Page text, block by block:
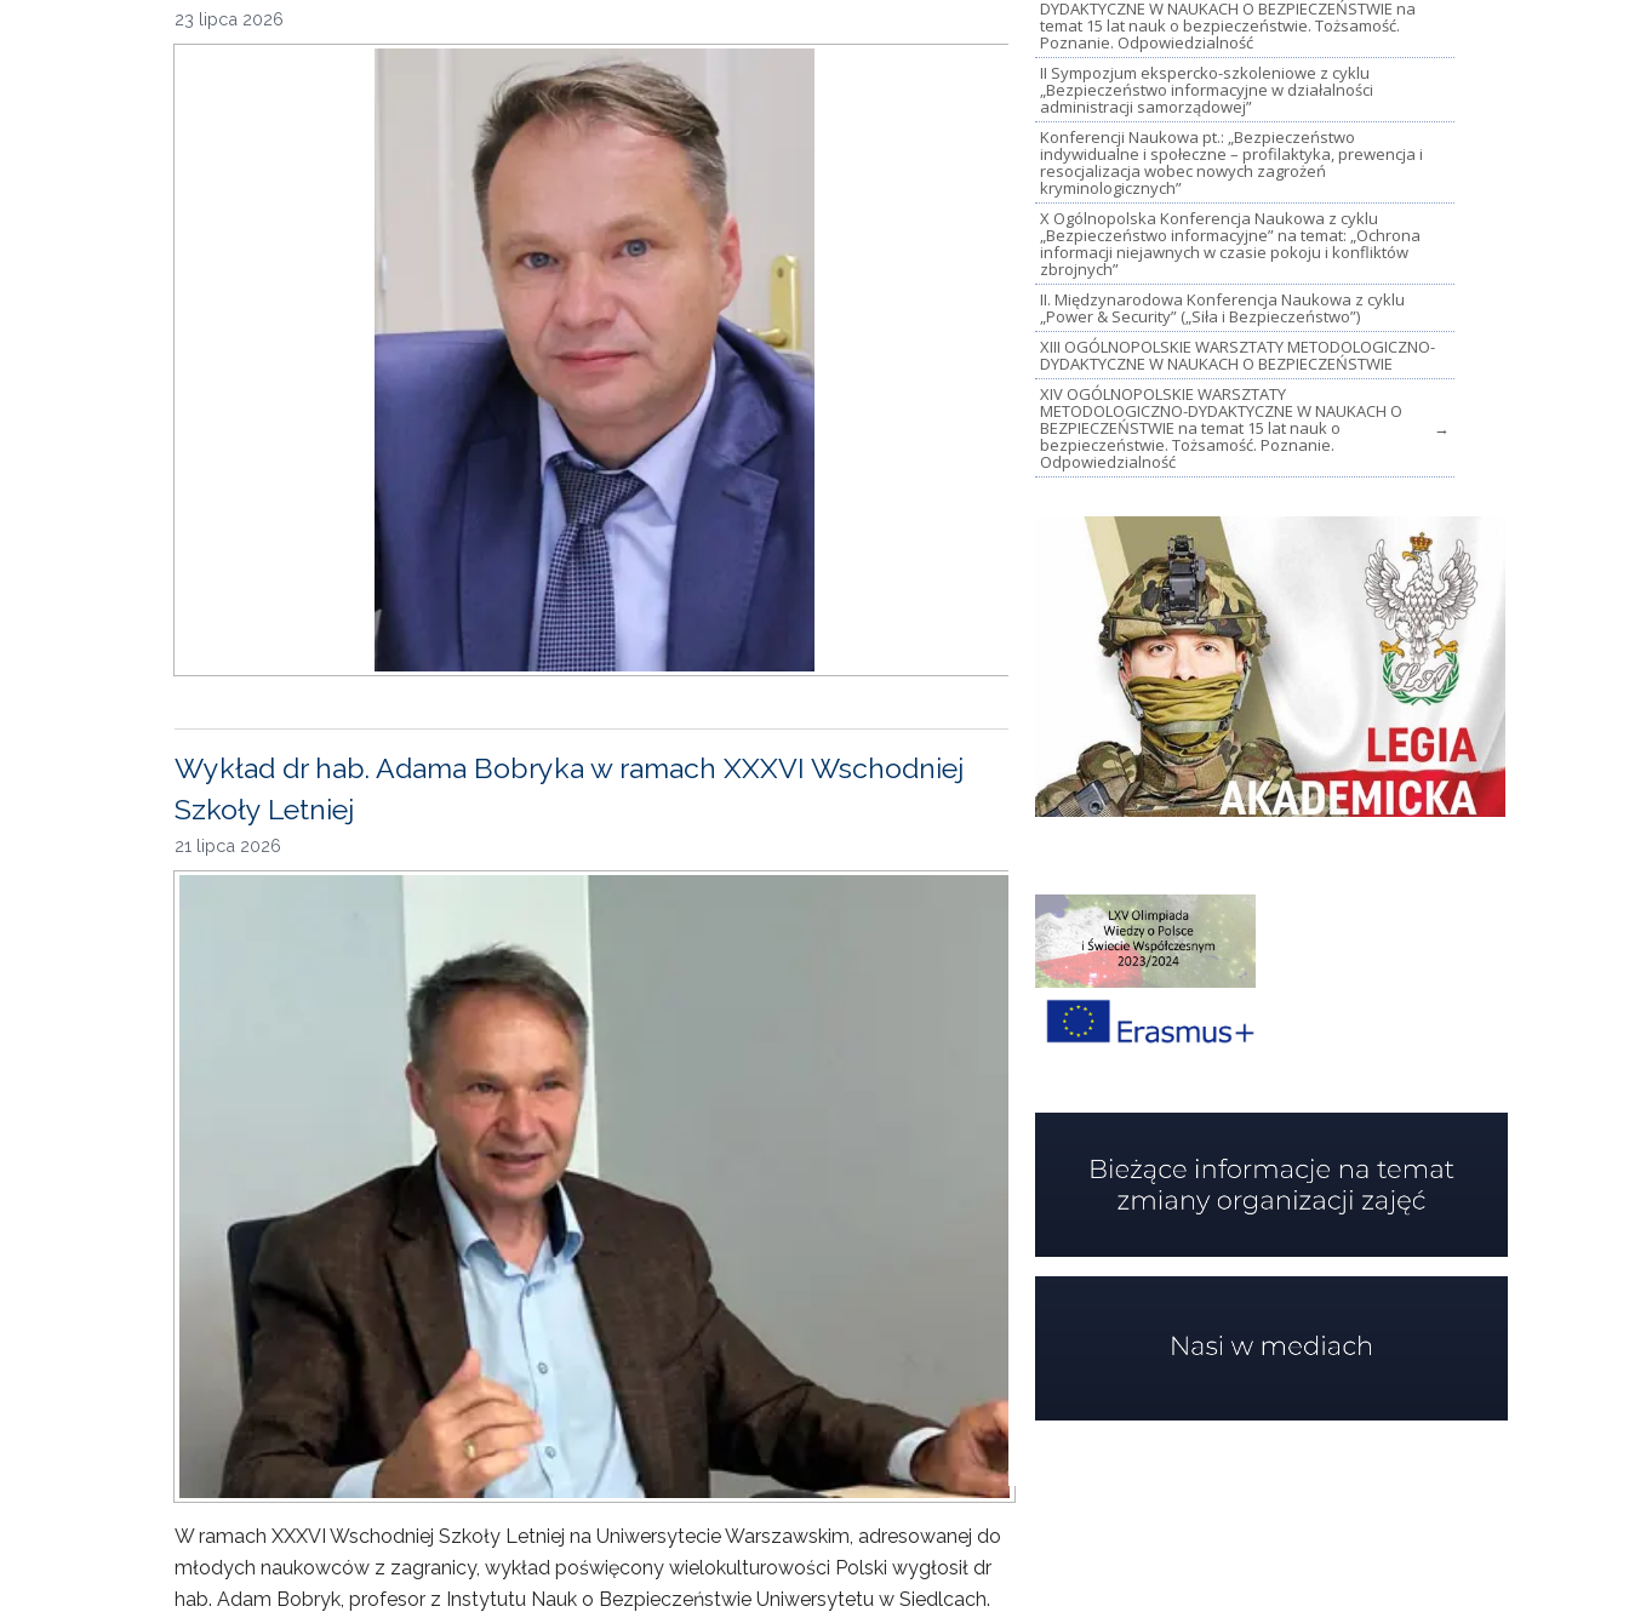
23 lipca 2026
Wykład dr hab. Adama Bobryka w ramach XXXVI Wschodniej
Szkoły Letniej
21 lipca 2026
W ramach XXXVI Wschodniej Szkoły Letniej na Uniwersytecie Warszawskim, adresowanej do
młodych naukowców z zagranicy, wykład poświęcony wielokulturowości Polski wygłosił dr
hab. Adam Bobryk, profesor z Instytutu Nauk o Bezpieczeństwie Uniwersytetu w Siedlcach.
DYDAKTYCZNE W NAUKACH O BEZPIECZEŃSTWIE na
temat 15 lat nauk o bezpieczeństwie. Tożsamość.
Poznanie. Odpowiedzialność
II Sympozjum ekspercko-szkoleniowe z cyklu
„Bezpieczeństwo informacyjne w działalności
administracji samorządowej”
Konferencji Naukowa pt.: „Bezpieczeństwo
indywidualne i społeczne – profilaktyka, prewencja i
resocjalizacja wobec nowych zagrożeń
kryminologicznych”
X Ogólnopolska Konferencja Naukowa z cyklu
„Bezpieczeństwo informacyjne” na temat: „Ochrona
informacji niejawnych w czasie pokoju i konfliktów
zbrojnych”
II. Międzynarodowa Konferencja Naukowa z cyklu
„Power & Security” („Siła i Bezpieczeństwo”)
XIII OGÓLNOPOLSKIE WARSZTATY METODOLOGICZNO-
DYDAKTYCZNE W NAUKACH O BEZPIECZEŃSTWIE
XIV OGÓLNOPOLSKIE WARSZTATY
METODOLOGICZNO-DYDAKTYCZNE W NAUKACH O
BEZPIECZEŃSTWIE na temat 15 lat nauk o
bezpieczeństwie. Tożsamość. Poznanie.
Odpowiedzialność
→